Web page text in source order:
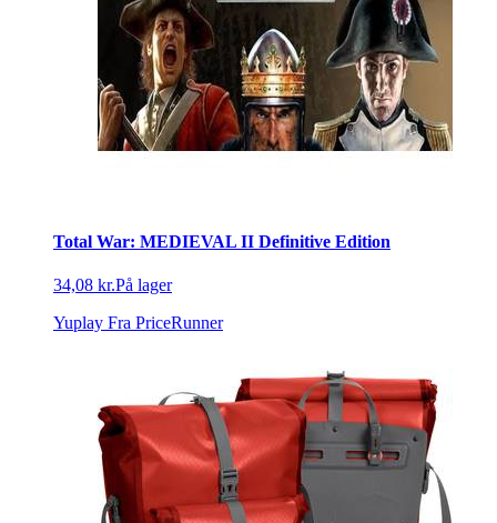
Total War: MEDIEVAL II Definitive Edition
34,08 kr.På lager
Yuplay Fra PriceRunner